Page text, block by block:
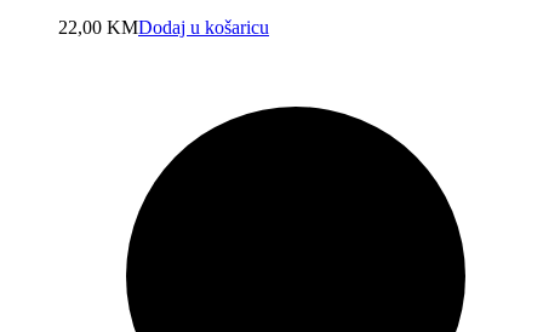
22,00 KMDodaj u košaricu